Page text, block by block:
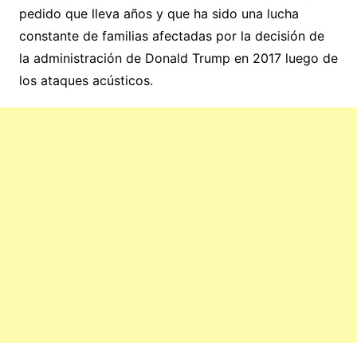
pedido que lleva años y que ha sido una lucha
constante de familias afectadas por la decisión de
la administración de Donald Trump en 2017 luego de
los ataques acústicos.